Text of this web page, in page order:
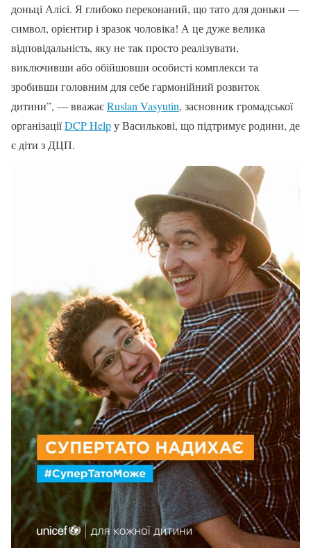
доньці Алісі. Я глибоко переконаний, що тато для доньки —
символ, орієнтир і зразок чоловіка! А це дуже велика
відповідальність, яку не так просто реалізувати,
виключивши або обійшовши особисті комплекси та
зробивши головним для себе гармонійний розвиток
дитини”, — вважаєRuslan Vasyutin, засновник громадської
організаціїDCP Helpу Василькові, що підтримує родини, де
є діти з ДЦП.